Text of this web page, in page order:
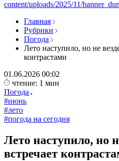
Главная
Рубрики
Погода
Лето наступило, но не
контрастами
01.06.2026 00:02
чтение: 1 мин
Погода
#июнь
#лето
#погода на сегодня
Лето наступило, но
встречает